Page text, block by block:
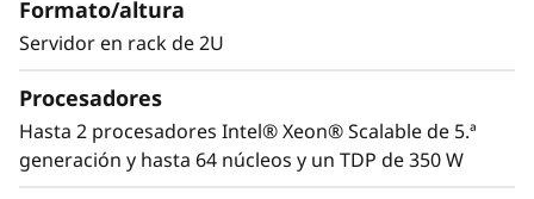
Las empresas precisan una infraestructura
informática fiable y fácil de administrar para
generación de cargas de trabajo de TI en el
futuro. El ThinkSystem SR650 V3 de Lenovo con
procesadores duales Intel
Xeon®Scalable de
Formato/altura
Servidor en rack de 2U
Procesadores
Hasta 2 procesadores Intel® Xeon® Scalable de 5.ª
generación y hasta 64 núcleos y un TDP de 350 W